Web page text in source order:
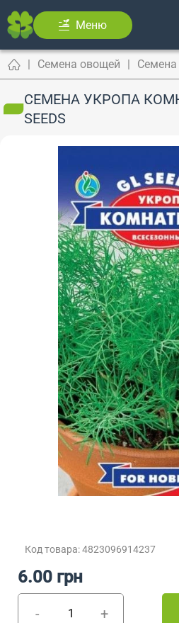
Меню
Семена овощей Семена
СЕМЕНА УКРОПА
SEEDS
Код товара: 4823096914237
- +
6.00 грн